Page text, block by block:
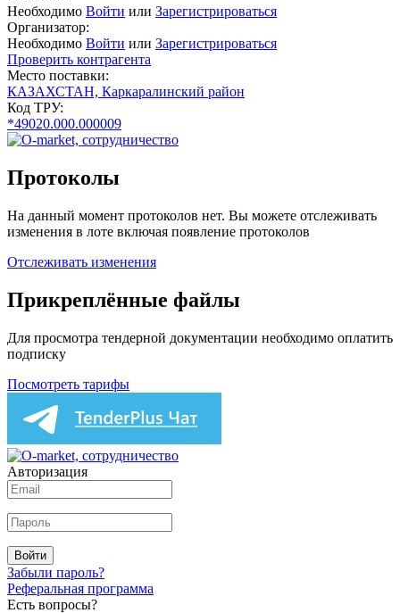
Необходимо Войти или Зарегистрироваться
Организатор:
Необходимо Войти или Зарегистрироваться
Проверить контрагента
Место поставки:
КАЗАХСТАН, Каркаралинский район
Код ТРУ:
*49020.000.000009
Протоколы
На данный момент протоколов нет. Вы можете отслеживать
изменения в лоте включая появление протоколов
Отслеживать изменения
Прикреплённые файлы
Для просмотра тендерной документации необходимо оплатить
подписку
Посмотреть тарифы
Авторизация
Войти
Забыли пароль?
Реферальная программа
Есть вопросы?